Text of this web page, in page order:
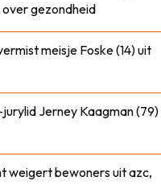
gezondheid
meisje Foske (14) uit
Jerney Kaagman (79)
weigert bewoners uit azc,